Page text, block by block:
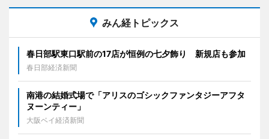
みん経トピックス
春日部駅東口駅前の17店が恒例の七夕飾り 新規店も参加
春日部経済新聞
南港の結婚式場で「アリスのゴシックファンタジーアフタ
ヌーンティー」
大阪ベイ経済新聞